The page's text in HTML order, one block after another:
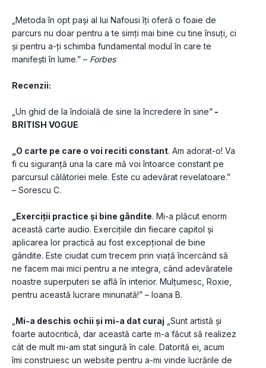
„Metoda în opt pași al lui Nafousi îți oferă o foaie de
parcurs nu doar pentru a te simți mai bine cu tine însuți, ci
și pentru a-ți schimba fundamental modul în care te
manifești în lume.” – Forbes
Recenzii:
„Un ghid de la îndoială de sine la încredere în sine” -
BRITISH VOGUE
„O carte pe care o voi reciti constant. Am adorat-o! Va
fi cu siguranță una la care mă voi întoarce constant pe
parcursul călătoriei mele. Este cu adevărat revelatoare.”
– Sorescu C.
„Exerciții practice și bine gândite. Mi-a plăcut enorm
această carte audio. Exercițiile din fiecare capitol și
aplicarea lor practică au fost excepțional de bine
gândite. Este ciudat cum trecem prin viață încercând să
ne facem mai mici pentru a ne integra, când adevăratele
noastre superputeri se află în interior. Mulțumesc, Roxie,
pentru această lucrare minunată!” – Ioana B.
Mi-a deschis ochii și mi-a dat curaj „Sunt artistă și
foarte autocritică, dar această carte m-a făcut să realizez
cât de mult mi-am stat singură în cale. Datorită ei, acum
îmi construiesc un website pentru a-mi vinde lucrările de